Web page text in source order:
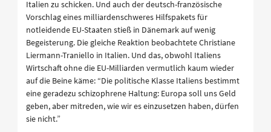
Italien zu schicken. Und auch der deutsch-französische
Vorschlag eines milliardenschweres Hilfspakets für
notleidende EU-Staaten stieß in Dänemark auf wenig
Begeisterung. Die gleiche Reaktion beobachtete Christiane
Liermann-Traniello in Italien. Und das, obwohl Italiens
Wirtschaft ohne die EU-Milliarden vermutlich kaum wieder
auf die Beine käme: “Die politische Klasse Italiens bestimmt
eine geradezu schizophrene Haltung: Europa soll uns Geld
geben, aber mitreden, wie wir es einzusetzen haben, dürfen
sie nicht.”